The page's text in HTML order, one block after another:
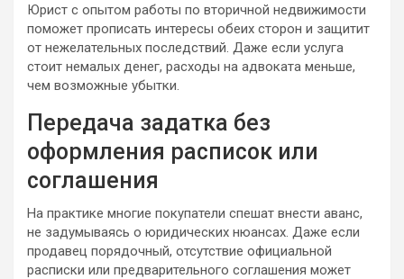
Юрист с опытом работы по вторичной недвижимости
поможет прописать интересы обеих сторон и защитит
от нежелательных последствий. Даже если услуга
стоит немалых денег, расходы на адвоката меньше,
чем возможные убытки.
Передача задатка без
оформления расписок или
соглашения
На практике многие покупатели спешат внести аванс,
не задумываясь о юридических нюансах. Даже если
продавец порядочный, отсутствие официальной
расписки или предварительного соглашения может